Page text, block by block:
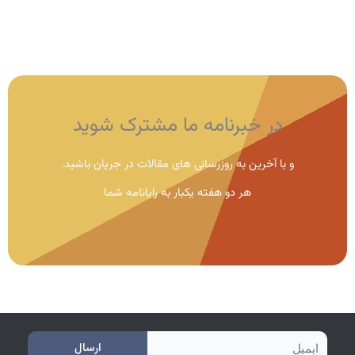
در خبرنامه ما مشترک شوید
و با آخرین به روزرسانی های مقالات در جریان باشید.
هر دو هفته یکبار به رایانامه شما
e ارسال